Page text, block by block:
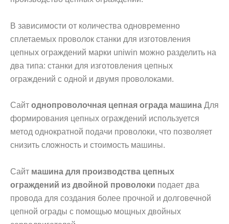
В зависимости от количества одновременно
сплетаемых проволок станки для изготовления
цепных ограждений марки uniwin можно разделить на
два типа: станки для изготовления цепных
ограждений с одной и двумя проволоками.
Сайт однопроволочная цепная ограда машина Для
формирования цепных ограждений используется
метод однократной подачи проволоки, что позволяет
снизить сложность и стоимость машины.
Сайт машина для производства цепных
ограждений из двойной проволоки подает два
провода для создания более прочной и долговечной
цепной ограды с помощью мощных двойных